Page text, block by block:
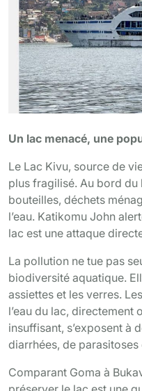
Un lac menacé, une
Le Lac Kivu, source de
plus fragilisé. Au bord du
bouteilles, déchets
l’eau. Katikomu John
lac est une attaque
La pollution ne tue pas
biodiversité aquatique.
assiettes et les verres.
l’eau du lac, directement
insuffisant, s’exposent à
diarrhées, de parasitoses
Comparant Goma à